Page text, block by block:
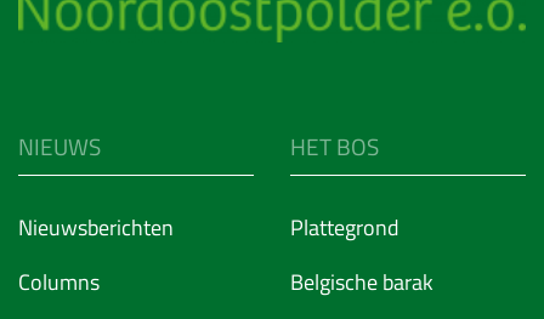
NIEUWS
Nieuwsberichten
Columns
HET BOS
Plattegrond
Belgische barak